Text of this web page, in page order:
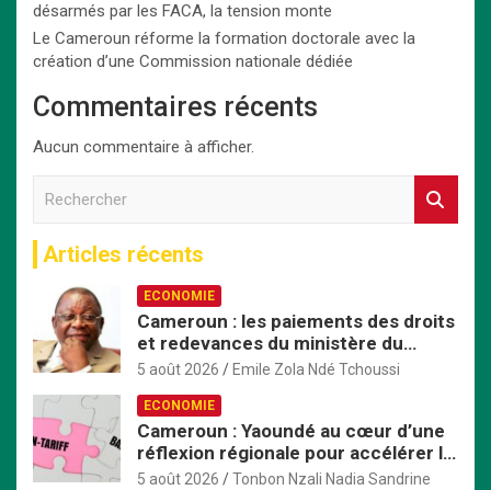
désarmés par les FACA, la tension monte
Le Cameroun réforme la formation doctorale avec la
création d’une Commission nationale dédiée
Commentaires récents
Aucun commentaire à afficher.
h
e
r
Articles récents
ECONOMIE
Cameroun : les paiements des droits
et redevances du ministère du
Commerce passent exclusivement
5 août 2026 Emile Zola Ndé Tchoussi
ECONOMIE
Cameroun : Yaoundé au cœur d’une
réflexion régionale pour accélérer la
mise en œuvre de la ZLECAf en
5 août 2026 Tonbon Nzali Nadia Sandrine